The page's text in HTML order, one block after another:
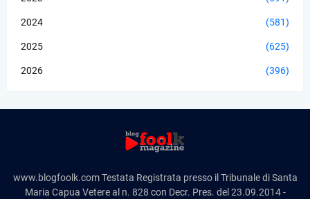
2024 (581)
2025 (625)
2026 (396)
www.blogfoolk.com Testata Registrata presso il Tribunale di Santa
Maria Capua Vetere al n. 828 con Decr. Pres. del 23.09.2014 -